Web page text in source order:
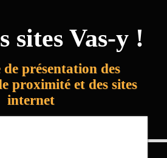
sites Vas-y !
présentation des
proximité et des sites
internet